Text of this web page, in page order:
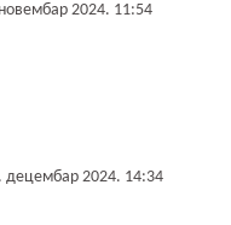
2024. 11:54
децембар 2024. 14:34